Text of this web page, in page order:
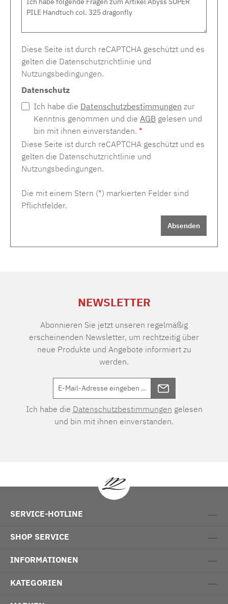
Diese Seite ist durch reCAPTCHA geschützt und es
gelten die Datenschutzrichtlinie und
Nutzungsbedingungen.
Datenschutz
Ich habe die Datenschutzbestimmungen zur
Kenntnis genommen und die AGB gelesen und
bin mit ihnen einverstanden. *
Diese Seite ist durch reCAPTCHA geschützt und es
gelten die Datenschutzrichtlinie und
Nutzungsbedingungen.
Die mit einem Stern (*) markierten Felder sind
Pflichtfelder.
Absenden
NEWSLETTER
Abonnieren Sie jetzt unseren regelmäßig
erscheinenden Newsletter, um rechtzeitig über
neue Produkte und Angebote informiert zu
werden.
Ich habe die Datenschutzbestimmungen gelesen
und bin mit ihnen einverstanden.
SERVICE-HOTLINE
SHOP SERVICE
INFORMATIONEN
KATEGORIEN